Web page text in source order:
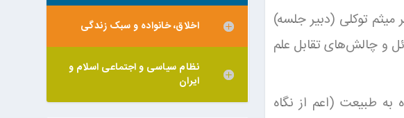
توکلی (دبیر جلسه)
و چالش‌های تقابل علم
طبیعت (اعم از نگاه
اخلاق، خانواده و سبک زندگی
نظام سیاسی و اجتماعی اسلام و
ایران